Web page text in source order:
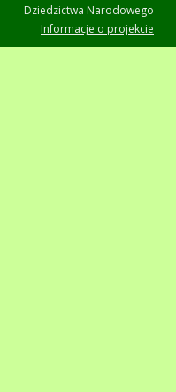
Dziedzictwa Narodowego
Informacje o projekcie